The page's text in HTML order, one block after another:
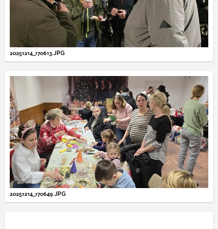
20251214_170613.JPG
20251214_170649.JPG